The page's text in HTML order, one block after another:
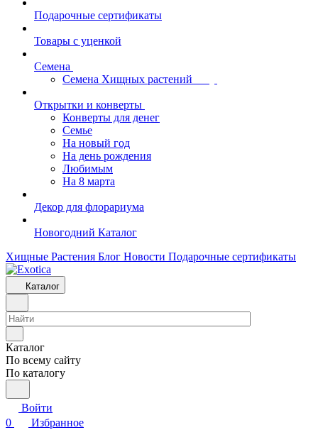
Подарочные сертификаты
Товары с уценкой
Семена
Семена Хищных растений
Открытки и конверты
Конверты для денег
Семье
На новый год
На день рождения
Любимым
На 8 марта
Декор для флорариума
Новогодний Каталог
Хищные Растения Блог Новости Подарочные сертификаты
Каталог
Каталог
По всему сайту
По каталогу
Войти
0
Избранное